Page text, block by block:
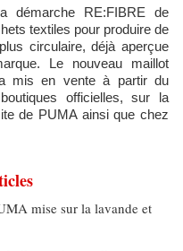
démarche RE:FIBRE de
textiles pour produire de
circulaire, déjà aperçue
Le nouveau maillot
mis en vente à partir du
officielles, sur la
de PUMA ainsi que chez
mise sur la lavande et